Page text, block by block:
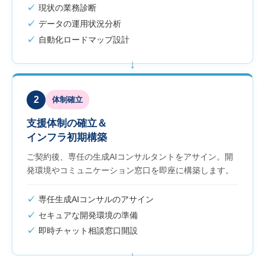
現状の業務診断
データの運用状況分析
自動化ロードマップ設計
2 体制確立
支援体制の確立＆
インフラ初期構築
ご契約後、専任の生成AIコンサルタントをアサイン。開
発環境やコミュニケーション窓口を即座に構築します。
専任生成AIコンサルのアサイン
セキュアな開発環境の準備
即時チャット相談窓口開設